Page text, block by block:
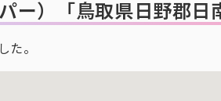
ー） 「鳥取県日野郡
た。